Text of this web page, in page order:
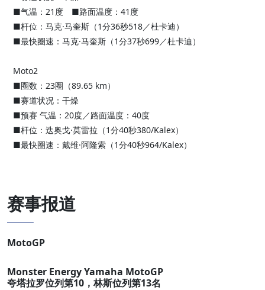
■气温：21度 ■路面温度：41度
■杆位：马克·马奎斯（1分36秒518／杜卡迪）
■最快圈速：马克·马奎斯（1分37秒699／杜卡迪）
Moto2
■圈数：23圈（89.65 km）
■赛道状况：干燥
■预赛 气温：20度／路面温度：40度
■杆位：迭奥戈·莫雷拉（1分40秒380/Kalex）
■最快圈速：戴维·阿隆索（1分40秒964/Kalex）
赛事报道
MotoGP
Monster Energy Yamaha MotoGP
夸塔拉罗位列第10，林斯位列第13名